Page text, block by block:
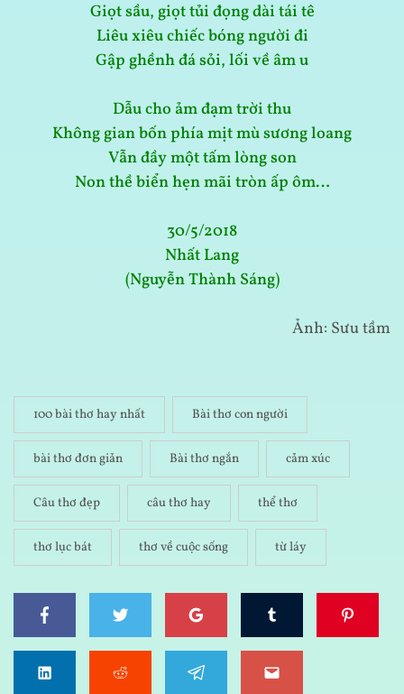
Giọt sầu, giọt tủi đọng dài tái tê
Liêu xiêu chiếc bóng người đi
Gập ghềnh đá sỏi, lối về âm u
Dẫu cho ảm đạm trời thu
Không gian bốn phía mịt mù sương loang
Vẫn đầy một tấm lòng son
Non thề biển hẹn mãi tròn ấp ôm…
30/5/2018
Nhất Lang
(Nguyễn Thành Sáng)
Ảnh: Sưu tầm
100 bài thơ hay nhất Bài thơ con người
bài thơ đơn giản Bài thơ ngắn cảm xúc
Câu thơ đẹp câu thơ hay thể thơ
thơ lục bát thơ về cuộc sống từ láy